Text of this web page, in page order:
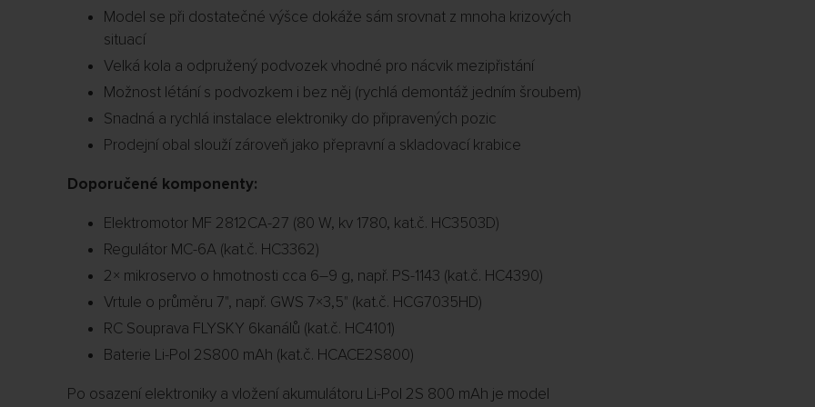
Model se při dostatečné výšce dokáže sám srovnat z mnoha krizových
situací
Velká kola a odpružený podvozek vhodné pro nácvik mezipřistání
Možnost létání s podvozkem i bez něj (rychlá demontáž jedním šroubem)
Snadná a rychlá instalace elektroniky do připravených pozic
Prodejní obal slouží zároveň jako přepravní a skladovací krabice
Doporučené komponenty:
Elektromotor MF 2812CA-27 (80 W, kv 1780, kat.č. HC3503D)
Regulátor MC-6A (kat.č. HC3362)
2× mikroservo o hmotnosti cca 6–9 g, např. PS-1143 (kat.č. HC4390)
Vrtule o průměru 7", např. GWS 7×3,5" (kat.č. HCG7035HD)
RC Souprava FLYSKY 6kanálů (kat.č. HC4101)
Baterie Li-Pol 2S800 mAh (kat.č. HCACE2S800)
Po osazení elektroniky a vložení akumulátoru Li-Pol 2S 800 mAh je model